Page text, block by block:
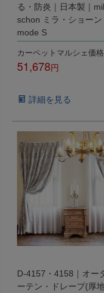
る・防炎｜日本製｜
schon ミラ・ショーン
mode S
カーペットマルシェ価格
51,678
詳細を見る
D-4157・4158｜オー
ーテン・ドレープ(厚